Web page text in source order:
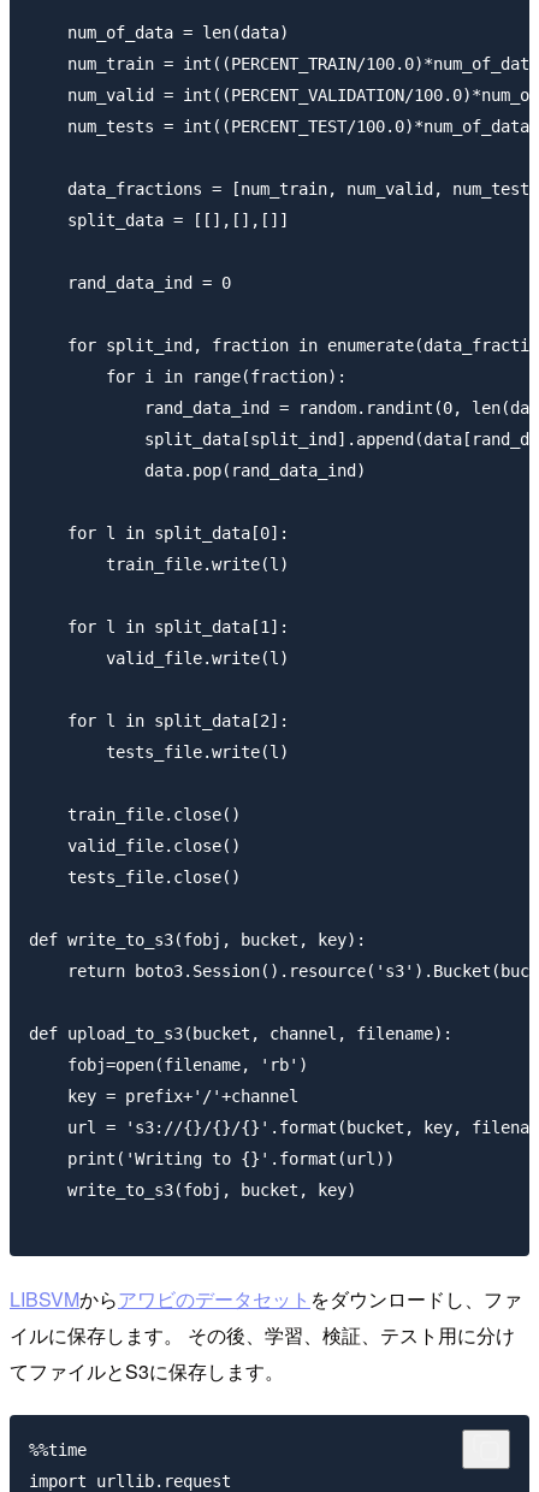
    num_of_data = len(data)
num_train = int((PERCENT_TRAIN/
num_valid = int((PERCENT_VALIDATION/
    num_tests = int((PERCENT_TEST/100.0)*num_of_data)
data_fractions = [num_train, num_valid,
    split_data = [[],[],[]]
    rand_data_ind = 0
for split_ind, fraction in
        for i in range(fraction):
rand_data_ind = random.randint(0,
            data.pop(rand_data_ind)
    for l in split_data[0]:
        train_file.write(l)
    for l in split_data[1]:
        valid_file.write(l)
    for l in split_data[2]:
        tests_file.write(l)
    train_file.close()
    valid_file.close()
    tests_file.close()
def write_to_s3(fobj, bucket, key):
return
def upload_to_s3(bucket, channel, filename):
    fobj=open(filename, 'rb')
    key = prefix+'/'+channel
url = 's3://{}/{}/{}'.format(bucket, key,
    print('Writing to {}'.format(url))
    write_to_s3(fobj, bucket, key)
LIBSVMからアワビのデータセット をダウンロードし、ファ
イルに保存します。 その後、学習、検証、テスト用に分け
てファイルとS3に保存します。
%%time
import urllib.request